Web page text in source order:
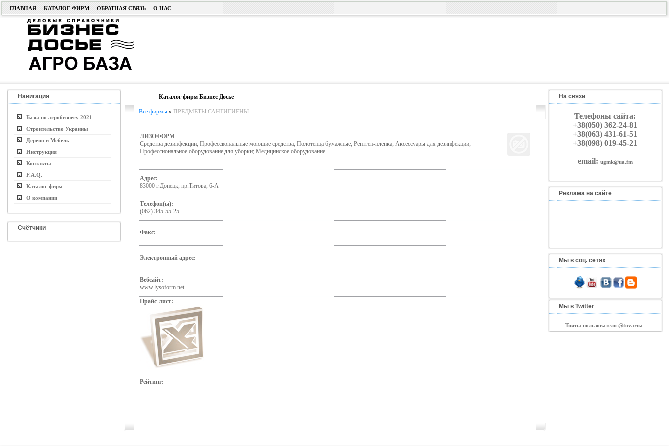
ГЛАВНАЯ КАТАЛОГ ФИРМ ОБРАТНАЯ СВЯЗЬ О НАС
Навигация
Базы по агробизнесу 2021
Строительство Украины
Дерево и Мебель
Инструкция
Контакты
F.A.Q.
Каталог фирм
О компании
Счётчики
Каталог фирм Бизнес Досье
Все фирмы» ПРЕДМЕТЫ САНГИГИЕНЫ
ЛИЗОФОРМ
Средства дезинфекции; Профессиональные моющие средства; Полотенца бумажные; Рентген-пленка; Аксессуары для дезинфекции;
Профессиональное оборудование для уборки; Медицинское оборудование
Адрес:
83000 г.Донецк, пр.Титова, 6-А
Телефон(ы):
(062) 345-55-25
Факс:
Электронный адрес:
Вебсайт:
www.lysoform.net
Прайс-лист:
Рейтинг:
На связи
Телефоны сайта:
+38(050) 362-24-81
+38(063) 431-61-51
+38(098) 019-45-21
email: ugmk@ua.fm
Реклама на сайте
Мы в соц. сетях
Мы в Twitter
Твиты пользователя @tovarua